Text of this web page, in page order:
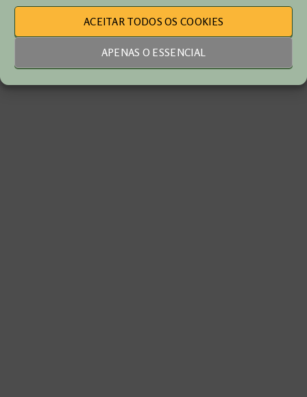
ACEITAR TODOS OS COOKIES
APENAS O ESSENCIAL